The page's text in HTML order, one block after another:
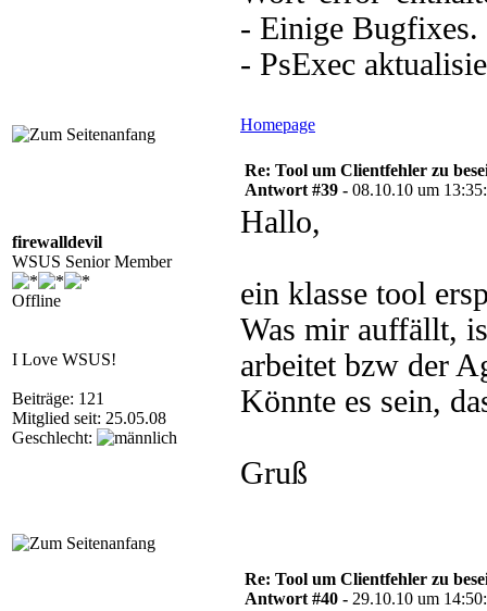
- Einige Bugfixes.
- PsExec
Homepage
firewalldevil
WSUS Senior Member
Offline
I Love WSUS!
Beiträge: 121
Mitglied seit: 25.05.08
Geschlecht:
Re: Tool um Clientfehler zu
Antwort #39 - 08.10.10 um
Hallo,
ein klasse tool
Was mir auffällt,
arbeitet bzw der
Könnte es sein,
Gruß
Re: Tool um Clientfehler zu
Antwort #40 - 29.10.10 um